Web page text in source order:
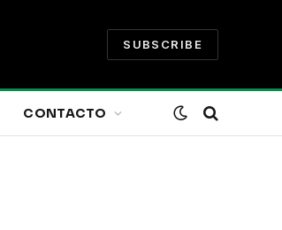
SUBSCRIBE
CONTACTO